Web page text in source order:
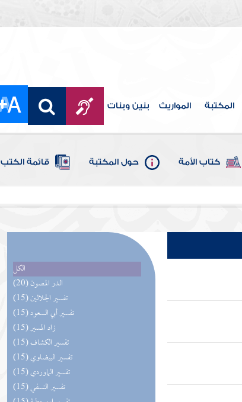
المكتبة المواريث بنين وبنات
كتاب الأمة حول المكتبة قائمة الكتب
الكل
(20) الدر المصون
(15) تفسير الجلالين
(15) تفسير أبي السعود
(15) زاد المسير
(15) تفسير الكشاف
(15) تفسير البيضاوي
(15) تفسير الماوردي
(15) تفسير النسفي